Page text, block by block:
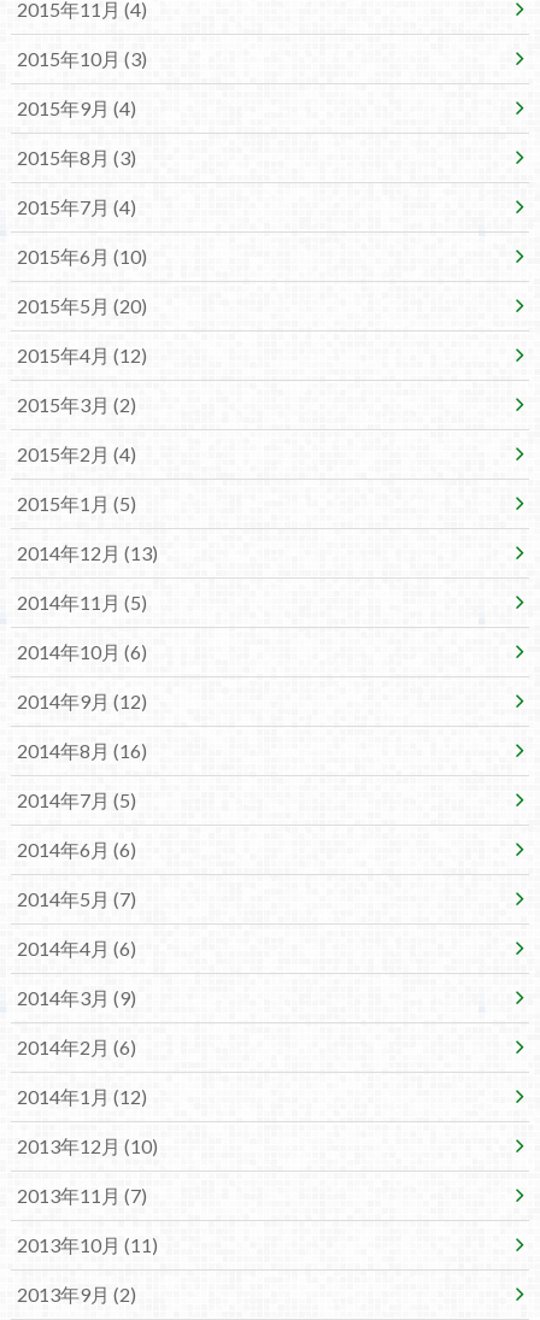
2015年11月 (4)
2015年10月 (3)
2015年9月 (4)
2015年8月 (3)
2015年7月 (4)
2015年6月 (10)
2015年5月 (20)
2015年4月 (12)
2015年3月 (2)
2015年2月 (4)
2015年1月 (5)
2014年12月 (13)
2014年11月 (5)
2014年10月 (6)
2014年9月 (12)
2014年8月 (16)
2014年7月 (5)
2014年6月 (6)
2014年5月 (7)
2014年4月 (6)
2014年3月 (9)
2014年2月 (6)
2014年1月 (12)
2013年12月 (10)
2013年11月 (7)
2013年10月 (11)
2013年9月 (2)